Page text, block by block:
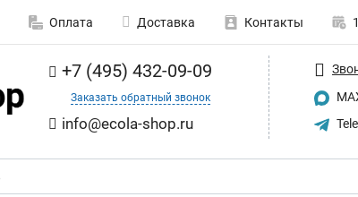
Оплата Доставка Контакты
+7 (495) 432-09-09
Заказать обратный звонок
info@ecola-shop.ru